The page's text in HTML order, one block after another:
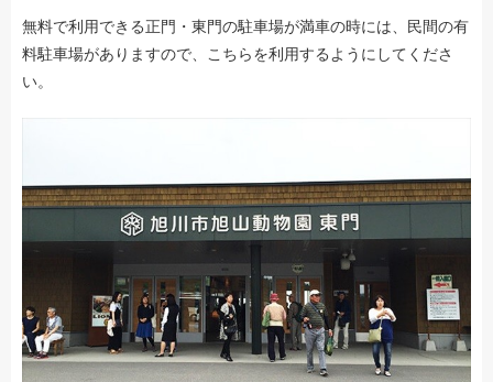
無料で利用できる正門・東門の駐車場が満車の時には、民間の有
料駐車場がありますので、こちらを利用するようにしてくださ
い。